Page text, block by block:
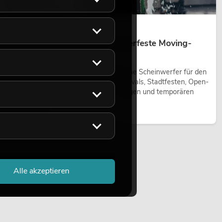
Outdoor Moving-Heads: Wetterfeste Moving-
Outdoor Moving-Heads sind bewegliche Scheinwerfer für den
Einsatz im Freien. Sie werden bei Festivals, Stadtfesten, Open-
Air-Konzerten, Architekturinszenierungen und temporären
Jetzt lesen
Alle akzeptieren